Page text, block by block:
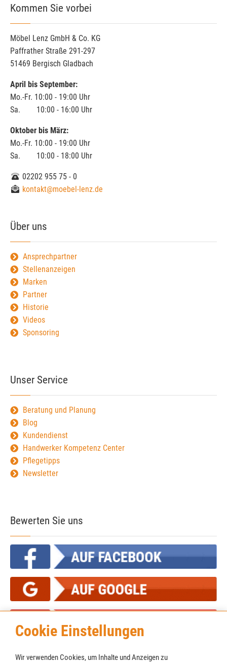
Cookie Einstellungen
Wir verwenden Cookies, um Inhalte und Anzeigen zu
Kommen Sie vorbei
Möbel Lenz GmbH & Co. KG
Paffrather Straße 291-297
51469 Bergisch Gladbach
April bis September:
Mo.-Fr. 10:00 - 19:00 Uhr
Sa. 10:00 - 16:00 Uhr
Oktober bis März:
Mo.-Fr. 10:00 - 19:00 Uhr
Sa. 10:00 - 18:00 Uhr
02202 955 75 - 0
kontakt@moebel-lenz.de
Über uns
Ansprechpartner
Stellenanzeigen
Marken
Partner
Historie
Videos
Sponsoring
Unser Service
Beratung und Planung
Blog
Kundendienst
Handwerker Kompetenz Center
Pflegetipps
Newsletter
Bewerten Sie uns